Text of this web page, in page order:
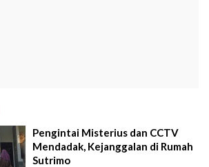
Pengintai Misterius dan CCTV
Mendadak, Kejanggalan di Rumah
Sutrimo